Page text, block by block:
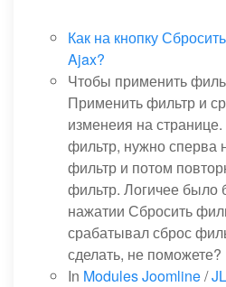
Как на кнопку
Ajax?
Чтобы применить
Применить фильтр и
изменеия на
фильтр, нужно сперва
фильтр и потом
фильтр. Логичее было
нажатии Сбросить
срабатывал сброс
сделать, не поможете?
In Modules Joomline/